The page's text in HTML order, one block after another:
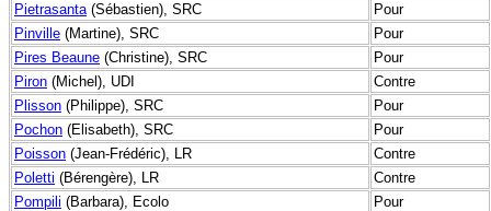
Pietrasanta(Sébastien), SRC
Pour
Pinville (Martine), SRC
Pour
Pires Beaune (Christine), SRC
Pour
Piron (Michel), UDI
Contre
Plisson (Philippe), SRC
Pour
Pochon (Elisabeth), SRC
Pour
Poisson (Jean-Frédéric), LR
Contre
Poletti (Bérengère), LR
Contre
Pompili (Barbara), Ecolo
Pour